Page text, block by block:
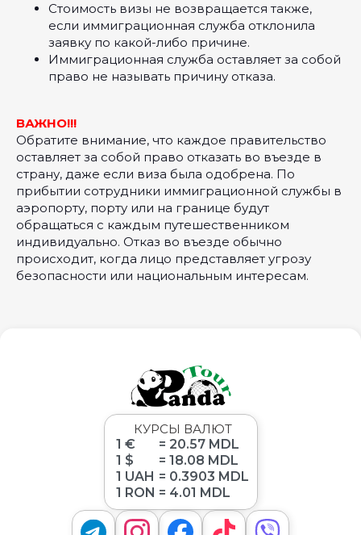
Стоимость визы не возвращается также,
если иммиграционная служба отклонила
заявку по какой-либо причине.
Иммиграционная служба оставляет за собой
право не называть причину отказа.
ВАЖНО!!!
Обратите внимание, что каждое правительство
оставляет за собой право отказать во въезде в
страну, даже если виза была одобрена. По
прибытии сотрудники иммиграционной службы в
аэропорту, порту или на границе будут
обращаться с каждым путешественником
индивидуально. Отказ во въезде обычно
происходит, когда лицо представляет угрозу
безопасности или национальным интересам.
КУРСЫ ВАЛЮТ
1 €
= 20.57 MDL
1 $
= 18.08 MDL
1 UAH = 0.3903 MDL
1 RON = 4.01 MDL